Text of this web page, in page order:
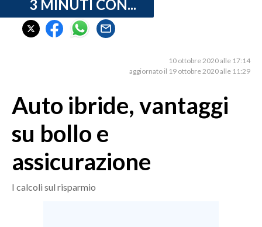
CRONACA SARDEGNA
CAGLIARI
SASSARI E PROVINCIA
GALLURA
OGLIASTRA
3 MINUTI CON...
10 ottobre 2020 alle 17:14
aggiornato il 19 ottobre 2020 alle 11:29
Auto ibride, vantaggi
su bollo e
assicurazione
I calcoli sul risparmio